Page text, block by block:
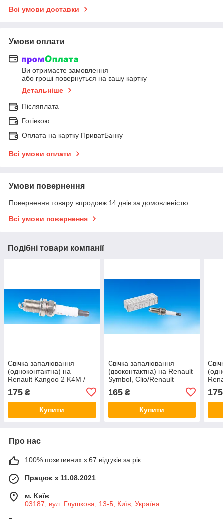
Всі умови доставки
Умови оплати
Ви отримаєте замовлення
або гроші повернуться на вашу картку
Детальніше
Післяплата
Готівкою
Оплата на картку ПриватБанку
Всі умови оплати
Умови повернення
Повернення товару впродовж 14 днів за домовленістю
Всі умови повернення
Подібні товари компанії
Свічка запалювання
(одноконтактна) на
Renault Kangoo 2 K4M /
7700500155
175 ₴
Купити
Свічка запалювання
(двоконтактна) на Renault
Symbol, Clio/Renault
165₴
Купити
175
Про нас
100% позитивних з 67 відгуків за рік
Працює з 11.08.2021
м. Київ
03187, вул. Глушкова, 13-Б, Київ, Україна